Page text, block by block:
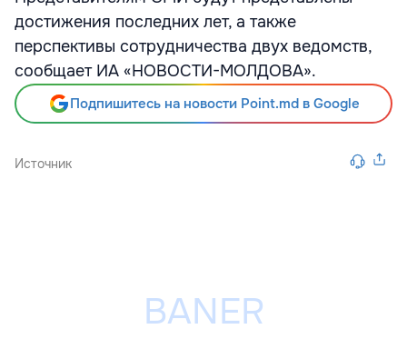
достижения последних лет, а также
перспективы сотрудничества двух ведомств,
сообщает ИА «НОВОСТИ-МОЛДОВА».
Подпишитесь на новости Point.md в Google
Источник